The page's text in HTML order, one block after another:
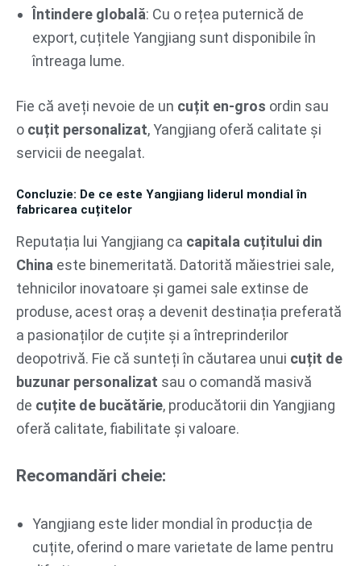
Întindere globală: Cu o rețea puternică de
export, cuțitele Yangjiang sunt disponibile în
întreaga lume.
Fie că aveți nevoie de un cuțit en-gros ordin sau
o cuțit personalizat, Yangjiang oferă calitate și
servicii de neegalat.
Concluzie: De ce este Yangjiang liderul mondial în
fabricarea cuțitelor
Reputația lui Yangjiang ca capitala cuțitului din
China este binemeritată. Datorită măiestriei sale,
tehnicilor inovatoare și gamei sale extinse de
produse, acest oraș a devenit destinația preferată
a pasionaților de cuțite și a întreprinderilor
deopotrivă. Fie că sunteți în căutarea unui cuțit de
buzunar personalizat sau o comandă masivă
de cuțite de bucătărie, producătorii din Yangjiang
oferă calitate, fiabilitate și valoare.
Recomandări cheie:
Yangjiang este lider mondial în producția de
cuțite, oferind o mare varietate de lame pentru